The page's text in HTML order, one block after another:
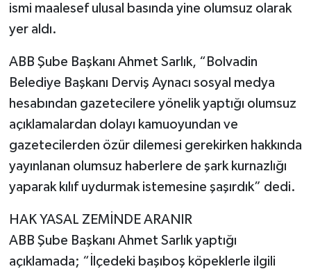
ismi maalesef ulusal basında yine olumsuz olarak
yer aldı.
ABB Şube Başkanı Ahmet Sarlık, “Bolvadin
Belediye Başkanı Derviş Aynacı sosyal medya
hesabından gazetecilere yönelik yaptığı olumsuz
açıklamalardan dolayı kamuoyundan ve
gazetecilerden özür dilemesi gerekirken hakkında
yayınlanan olumsuz haberlere de şark kurnazlığı
yaparak kılıf uydurmak istemesine şaşırdık” dedi.
HAK YASAL ZEMİNDE ARANIR
ABB Şube Başkanı Ahmet Sarlık yaptığı
açıklamada; “İlçedeki başıboş köpeklerle ilgili